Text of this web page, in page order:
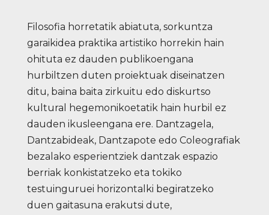
Filosofia horretatik abiatuta, sorkuntza
garaikidea praktika artistiko horrekin hain
ohituta ez dauden publikoengana
hurbiltzen duten proiektuak diseinatzen
ditu, baina baita zirkuitu edo diskurtso
kultural hegemonikoetatik hain hurbil ez
dauden ikusleengana ere. Dantzagela,
Dantzabideak, Dantzapote edo Coleografiak
bezalako esperientziek dantzak espazio
berriak konkistatzeko eta tokiko
testuinguruei horizontalki begiratzeko
duen gaitasuna erakutsi dute,